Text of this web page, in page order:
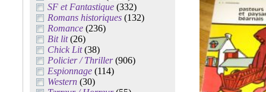
SF et Fantastique (332)
Romans historiques (132)
Romance (236)
Bit lit(26)
Chick Lit(38)
Policier / Thriller(906)
Espionnage (114)
Western (30)